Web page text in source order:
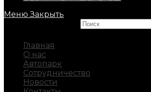
Меню Закрыть
Главная
О нас
Автопарк
Сотрудничество
Новости